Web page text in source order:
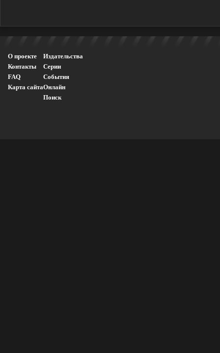
О проекте
Контакты
FAQ
Карта сайта
Издательства
Серии
События
Онлайн
Поиск